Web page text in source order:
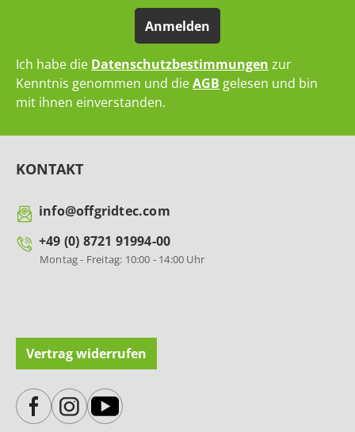
Anmelden
Ich habe die Datenschutzbestimmungen zur
Kenntnis genommen und dieAGB gelesen und bin
mit ihnen einverstanden.
KONTAKT
info@offgridtec.com
+49 (0) 8721 91994-00
Montag - Freitag: 10:00 - 14:00 Uhr
Vertrag widerrufen